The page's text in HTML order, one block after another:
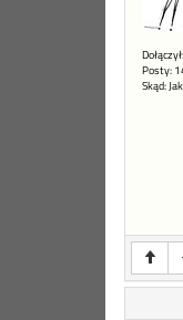
Posty:
Skąd: